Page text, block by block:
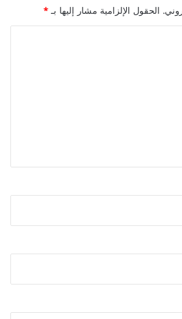
الحقول الإلزامية مشار إليها بـ*